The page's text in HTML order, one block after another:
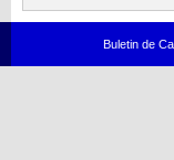
Buletin de